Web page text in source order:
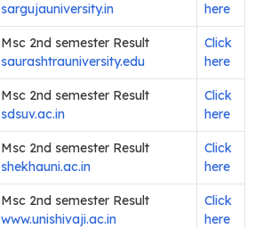
sargujauniversity.in
here
Msc 2nd semester Result
saurashtrauniversity.edu
Click
here
Msc 2nd semester Result
sdsuv.ac.in
Click
here
Msc 2nd semester Result
shekhauni.ac.in
Click
here
Msc 2nd semester Result
www.unishivaji.ac.in
Click
here